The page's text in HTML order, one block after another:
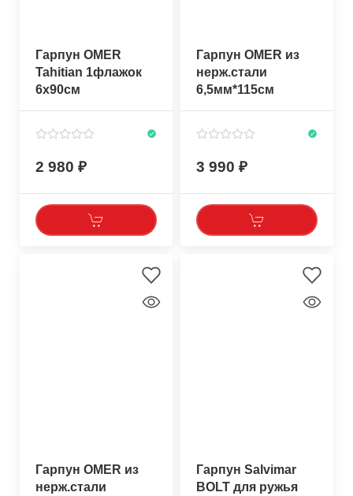
Гарпун OMER
Tahitian 1флажок
6x90см
2 980
Гарпун OMER из
нерж.стали
6,5мм*115см
3 990
Гарпун OMER из
нерж.стали
Гарпун Salvimar
BOLT для ружья